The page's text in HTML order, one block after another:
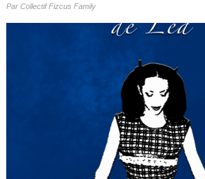
Par Collectif Fizcus Family